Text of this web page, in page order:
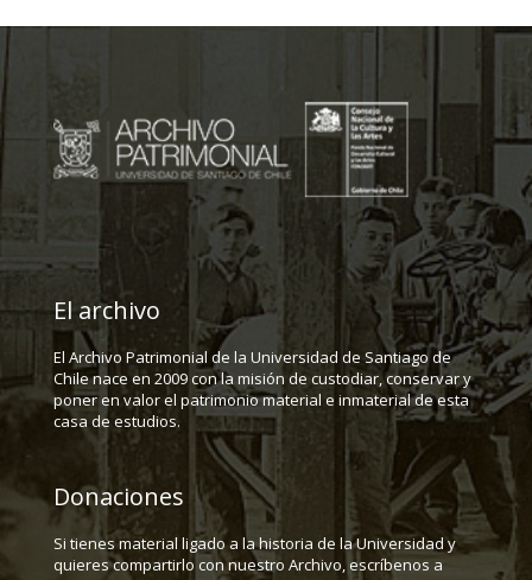
El archivo
El Archivo Patrimonial de la Universidad de Santiago de
Chile nace en 2009 con la misión de custodiar, conservar y
poner en valor el patrimonio material e inmaterial de esta
casa de estudios.
Donaciones
Si tienes material ligado a la historia de la Universidad y
quieres compartirlo con nuestro Archivo, escríbenos a